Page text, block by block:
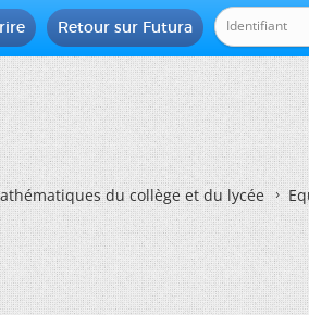
Retour sur Futura
du collège et du lycée